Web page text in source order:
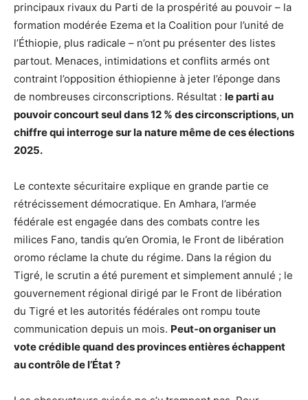
principaux rivaux du Parti de la prospérité au pouvoir – la
formation modérée Ezema et la Coalition pour l’unité de
l’Éthiopie, plus radicale – n’ont pu présenter des listes
partout. Menaces, intimidations et conflits armés ont
contraint l’opposition éthiopienne à jeter l’éponge dans
de nombreuses circonscriptions. Résultat : le parti au
pouvoir concourt seul dans 12 % des circonscriptions, un
chiffre qui interroge sur la nature même de ces élections
2025.
Le contexte sécuritaire explique en grande partie ce
rétrécissement démocratique. En Amhara, l’armée
fédérale est engagée dans des combats contre les
milices Fano, tandis qu’en Oromia, le Front de libération
oromo réclame la chute du régime. Dans la région du
Tigré, le scrutin a été purement et simplement annulé ; le
gouvernement régional dirigé par le Front de libération
du Tigré et les autorités fédérales ont rompu toute
communication depuis un mois. Peut-on organiser un
vote crédible quand des provinces entières échappent
au contrôle de l’État ?